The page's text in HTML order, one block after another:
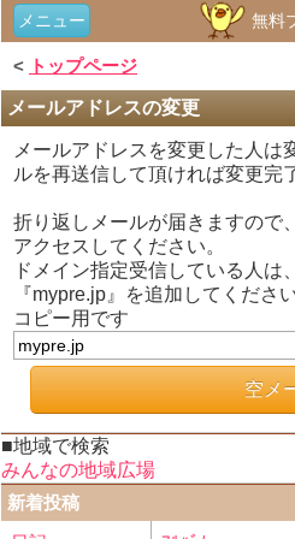
メニュー 無料
< トップページ
メールアドレスの変更
メールアドレスを変更した人
ルを再送信して頂ければ変更完
折り返しメールが届きますので
アクセスしてください。
ドメイン指定受信している人
『mypre.jp』を追加してください
コピー用です
空メ
■地域で検索
みんなの地域広場
新着投稿